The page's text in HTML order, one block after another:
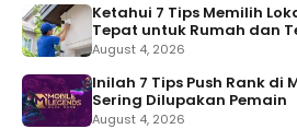
Ketahui 7 Tips Memilih
Tepat untuk Rumah dan
August 4, 2026
Inilah 7 Tips Push Rank di
Sering Dilupakan Pemain
August 4, 2026